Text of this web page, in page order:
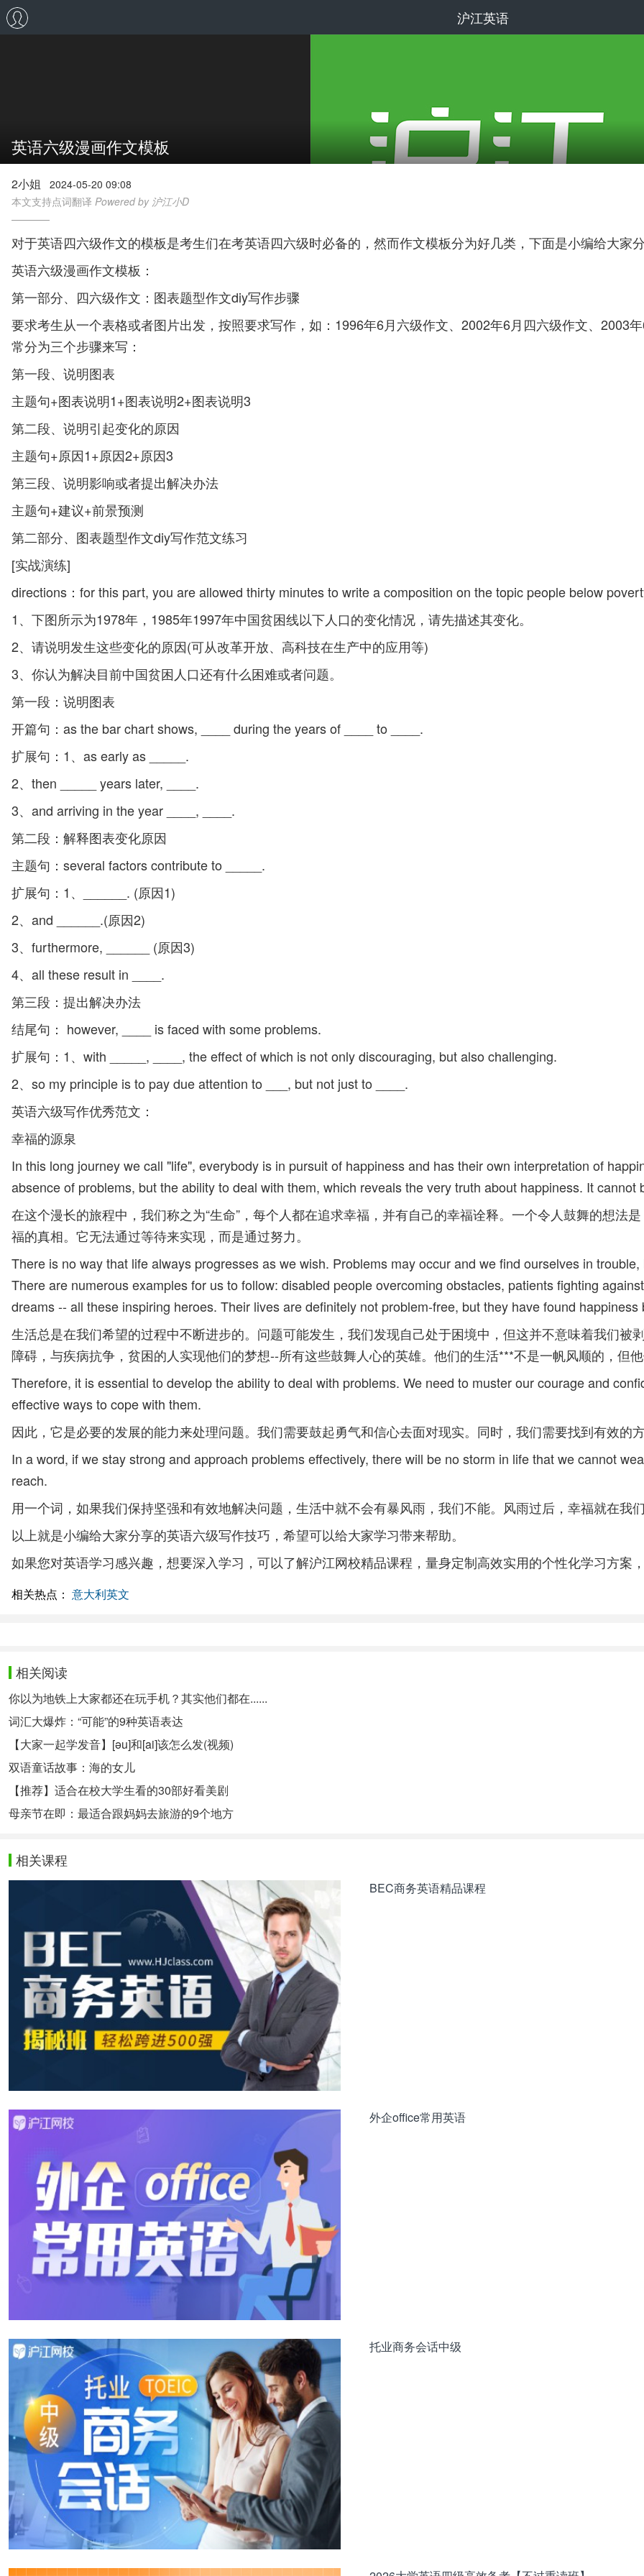
沪江英语
英语六级漫画作文模板
2小姐
2024-05-20 09:08
本文支持点词翻译 Powered by 沪江小D
对于英语四六级作文的模板是考生们在考英语四六级时必备的，然而作文模板分为好几类，下面是小编给大家
英语六级漫画作文模板：
第一部分、四六级作文：图表题型作文diy写作步骤
要求考生从一个表格或者图片出发，按照要求写作，如：1996年6月六级作文、2002年6月四六级作文、2003
常分为三个步骤来写：
第一段、说明图表
主题句+图表说明1+图表说明2+图表说明3
第二段、说明引起变化的原因
主题句+原因1+原因2+原因3
第三段、说明影响或者提出解决办法
主题句+建议+前景预测
第二部分、图表题型作文diy写作范文练习
[实战演练]
directions：for this part, you are allowed thirty minutes to write a composition on the topic people below
1、下图所示为1978年，1985年1997年中国贫困线以下人口的变化情况，请先描述其变化。
2、请说明发生这些变化的原因(可从改革开放、高科技在生产中的应用等)
3、你认为解决目前中国贫困人口还有什么困难或者问题。
第一段：说明图表
开篇句：as the bar chart shows, ____ during the years of ____ to ____.
扩展句：1、as early as _____.
2、then _____ years later, ____.
3、and arriving in the year ____, ____.
第二段：解释图表变化原因
主题句：several factors contribute to _____.
扩展句：1、______. (原因1)
2、and ______.(原因2)
3、furthermore, ______ (原因3)
4、all these result in ____.
第三段：提出解决办法
结尾句： however, ____ is faced with some problems.
扩展句：1、with _____, ____, the effect of which is not only discouraging, but also challenging.
2、so my principle is to pay due attention to ___, but not just to ____.
英语六级写作优秀范文：
幸福的源泉
In this long journey we call "life", everybody is in pursuit of happiness and has their own interpretation of
absence of problems, but the ability to deal with them, which reveals the very truth about happiness. It
在这个漫长的旅程中，我们称之为“生命”，每个人都在追求幸福，并有自己的幸福诠释。一个令人鼓舞的想法
福的真相。它无法通过等待来实现，而是通过努力。
There is no way that life always progresses as we wish. Problems may occur and we find ourselves in
There are numerous examples for us to follow: disabled people overcoming obstacles, patients fighting
dreams -- all these inspiring heroes. Their lives are definitely not problem-free, but they have found
生活总是在我们希望的过程中不断进步的。问题可能发生，我们发现自己处于困境中，但这并不意味着我们被
障碍，与疾病抗争，贫困的人实现他们的梦想--所有这些鼓舞人心的英雄。他们的生活***不是一帆风顺的，但
Therefore, it is essential to develop the ability to deal with problems. We need to muster our courage and
effective ways to cope with them.
因此，它是必要的发展的能力来处理问题。我们需要鼓起勇气和信心去面对现实。同时，我们需要找到有效的
In a word, if we stay strong and approach problems effectively, there will be no storm in life that we cannot
reach.
用一个词，如果我们保持坚强和有效地解决问题，生活中就不会有暴风雨，我们不能。风雨过后，幸福就在我
以上就是小编给大家分享的英语六级写作技巧，希望可以给大家学习带来帮助。
如果您对英语学习感兴趣，想要深入学习，可以了解沪江网校精品课程，量身定制高效实用的个性化学习方案
相关热点： 意大利英文
相关阅读
你以为地铁上大家都还在玩手机？其实他们都在......
词汇大爆炸：“可能”的9种英语表达
【大家一起学发音】[əu]和[ai]该怎么发(视频)
双语童话故事：海的女儿
【推荐】适合在校大学生看的30部好看美剧
母亲节在即：最适合跟妈妈去旅游的9个地方
相关课程
BEC商务英语精品课程
外企office常用英语
托业商务会话中级